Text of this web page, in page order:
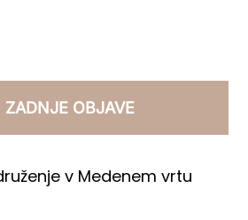
ZADNJE OBJAVE
v Medenem vrtu